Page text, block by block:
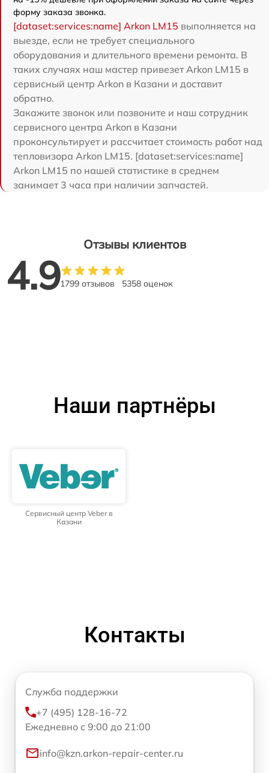
форму заказа звонка.
[dataset:services:name] Arkon LM15 выполняется на
выезде, если не требует специального
оборудования и длительного времени ремонта. В
таких случаях наш мастер привезет Arkon LM15 в
сервисный центр Arkon в Казани и доставит
обратно.
Закажите звонок или позвоните и наш сотрудник
сервисного центра Arkon в Казани
проконсультирует и рассчитает стоимость работ над
тепловизора Arkon LM15. [dataset:services:name]
Arkon LM15 по нашей статистике в среднем
занимает 3 часа при наличии запчастей.
Отзывы клиентов
4.91799 отзывов 5358 оценок
Наши партнёры
Сервисный центр Veber в
Казани
Контакты
Служба поддержки
+7 (495) 128-16-72
Ежедневно с 9:00 до 21:00
info@kzn.arkon-repair-center.ru